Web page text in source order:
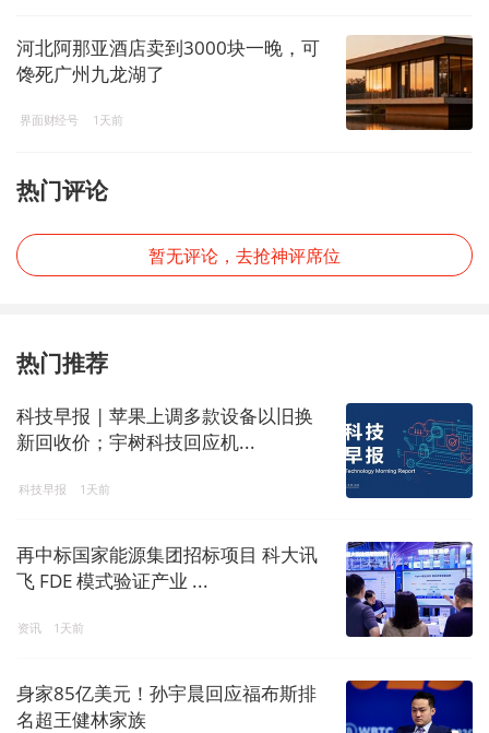
河北阿那亚酒店卖到3000块一晚，可
馋死广州九龙湖了
界面财经号 1天前
热门评论
暂无评论，去抢神评席位
热门推荐
科技早报 | 苹果上调多款设备以旧换
新回收价；宇树科技回应机...
科技早报 1天前
再中标国家能源集团招标项目 科大讯
飞 FDE 模式验证产业 ...
资讯 1天前
身家85亿美元！孙宇晨回应福布斯排
名超王健林家族